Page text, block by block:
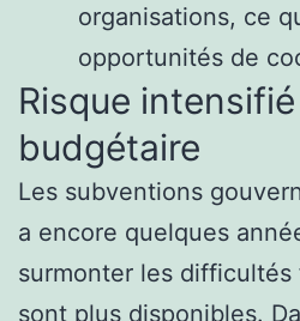
organisations, ce
opportunités de
Risque
budgétaire
Les subventions
a encore quelques
surmonter les difficultés
sont plus disponibles.